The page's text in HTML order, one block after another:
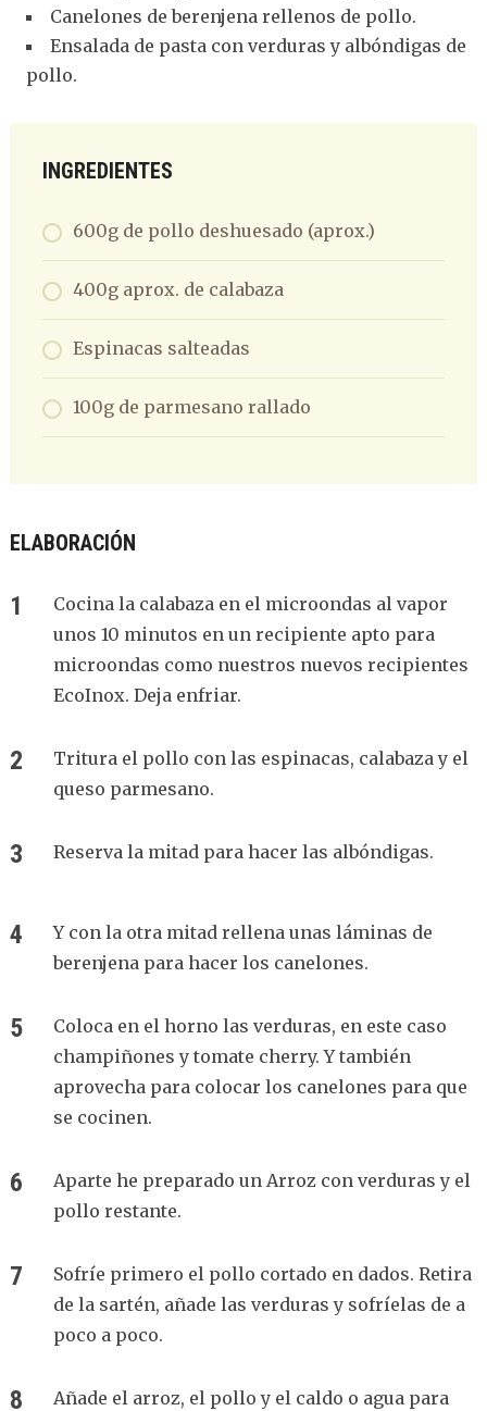
Canelones de berenjena rellenos de pollo.
Ensalada de pasta con verduras y albóndigas de
pollo.
INGREDIENTES
600g de pollo deshuesado (aprox.)
400g aprox. de calabaza
Espinacas salteadas
100g de parmesano rallado
ELABORACIÓN
Cocina la calabaza en el microondas al vapor
unos 10 minutos en un recipiente apto para
microondas como nuestros nuevos recipientes
EcoInox. Deja enfriar.
Tritura el pollo con las espinacas, calabaza y el
queso parmesano.
Reserva la mitad para hacer las albóndigas.
Y con la otra mitad rellena unas láminas de
berenjena para hacer los canelones.
Coloca en el horno las verduras, en este caso
champiñones y tomate cherry. Y también
aprovecha para colocar los canelones para que
se cocinen.
Aparte he preparado un Arroz con verduras y el
pollo restante.
Sofríe primero el pollo cortado en dados. Retira
de la sartén, añade las verduras y sofríelas de a
poco a poco.
Añade el arroz, el pollo y el caldo o agua para